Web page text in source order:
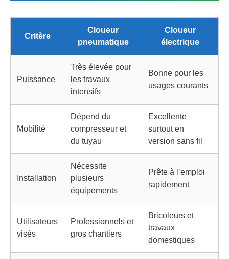
Critère
Cloueur
pneumatique
Cloueur
électrique
Puissance
Très élevée pour
les travaux
intensifs
Bonne pour les
usages courants
Mobilité
Dépend du
compresseur et
du tuyau
Excellente
surtout en
version sans fil
Installation
Nécessite
plusieurs
équipements
Prête à l’emploi
rapidement
Utilisateurs
visés
Professionnels et
gros chantiers
Bricoleurs et
travaux
domestiques